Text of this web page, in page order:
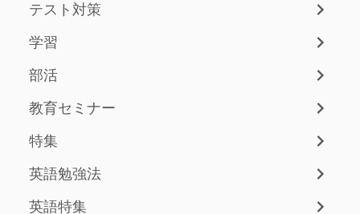
テスト対策
学習
部活
教育セミナー
特集
英語勉強法
英語特集